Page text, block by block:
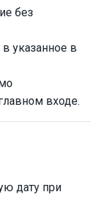
без
указанное в
входе.
дату при